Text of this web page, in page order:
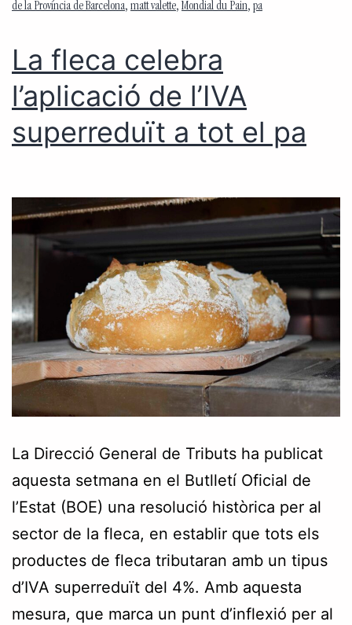
de la Província de Barcelona, matt valette, Mondial du Pain, pa
La fleca celebra
l’aplicació de l’IVA
superreduït a tot el pa
La Direcció General de Tributs ha publicat
aquesta setmana en el Butlletí Oficial de
l’Estat (BOE) una resolució històrica per al
sector de la fleca, en establir que tots els
productes de fleca tributaran amb un tipus
d’IVA superreduït del 4%. Amb aquesta
mesura, que marca un punt d’inflexió per al